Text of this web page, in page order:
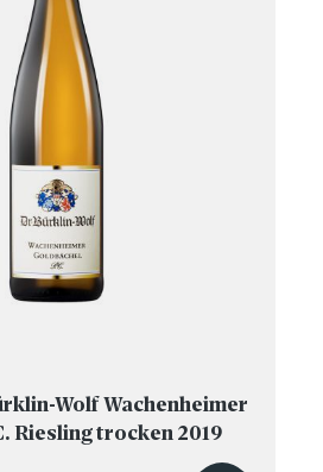
Wolf Wachenheimer
Riesling trocken 2019